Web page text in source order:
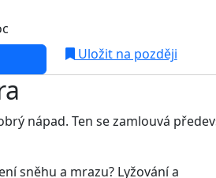
Uložit na později
nápad. Ten se zamlouvá
sněhu a mrazu? Lyžování a